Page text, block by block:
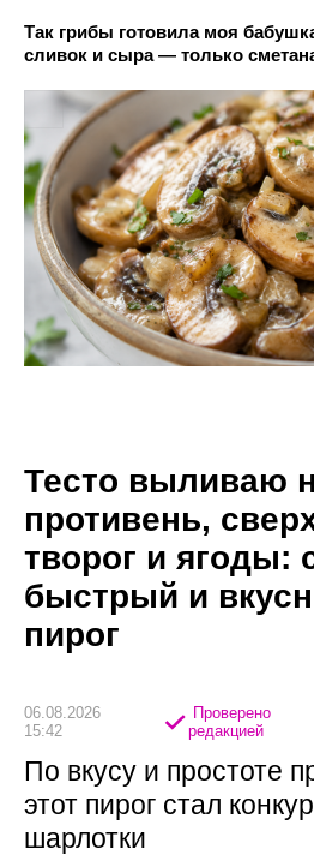
Так грибы готовила моя
сливок и сыра — только
Тесто выливаю
противень,
творог и ягоды:
быстрый и
пирог
06.08.2026
15:42
Проверено
редакцией
По вкусу и простоте
этот пирог стал
шарлотки